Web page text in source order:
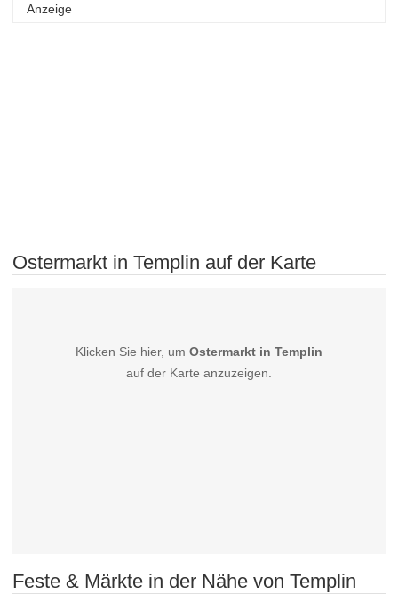
Anzeige
Ostermarkt in Templin auf der Karte
Klicken Sie hier, um Ostermarkt in Templin
auf der Karte anzuzeigen.
Feste & Märkte in der Nähe von Templin